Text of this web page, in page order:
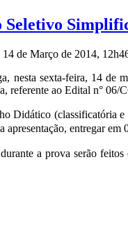
de Março de 2014,
nesta sexta-feira, 14 de
referente ao Edital n°
Didático (classificatória
entregar
a prova serão